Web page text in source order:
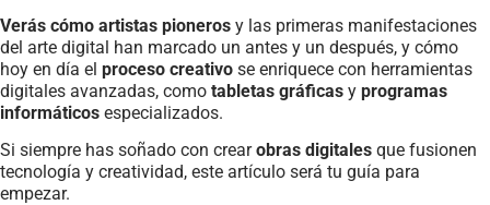
Verás cómo artistas pioneros y las primeras manifestaciones
del arte digital han marcado un antes y un después, y cómo
hoy en día el proceso creativo se enriquece con herramientas
digitales avanzadas, como tabletas gráficas y programas
informáticos especializados.
Si siempre has soñado con crearobras digitales que fusionen
tecnología y creatividad, este artículo será tu guía para
empezar.